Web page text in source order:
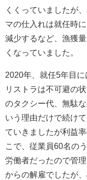
くくっていましたが
マの仕入れは就任時
減少するなど、漁獲
くなっていました。
2020年、就任5年目
リストラは不可避の
のタクシー代、無駄
いう理由だけで続け
ていきましたが利益
こで、従業員60名の
労働者だったので管
からの解雇でしたが、